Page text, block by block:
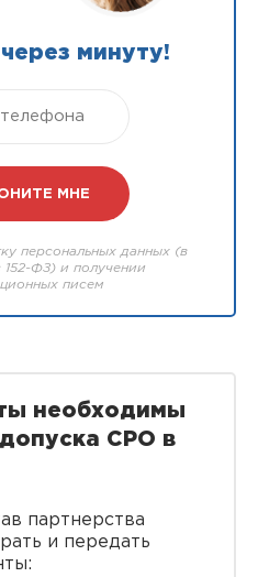
через минуту!
персональных данных (в
152-ФЗ) и получении
писем
необходимы
СРО в
партнерства
и передать